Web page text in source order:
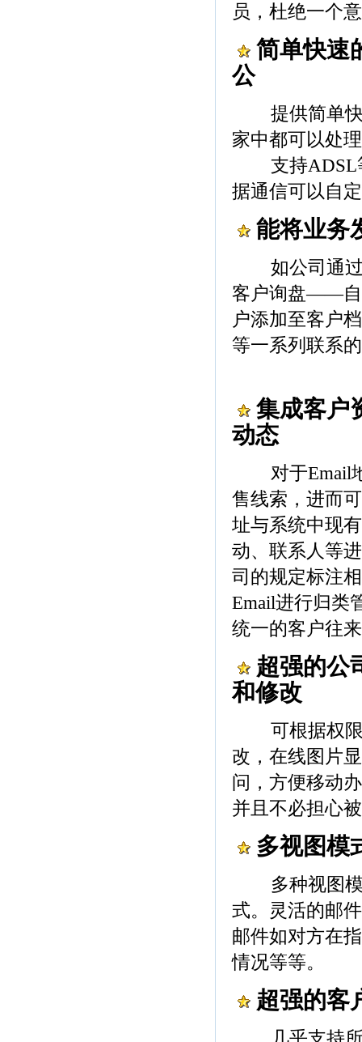
员，杜绝一个
简单快速
公
提供简单快
家中都可以处
支持ADSL等
据通信可以自
能将业务
如公司通过
客户询盘——自
户添加至客
等一系列联系
集成客户
动态
对于Email地
售线索，进而
址与系统中现
动、联系人等
司的规定标注
Email进行归类
统一的客户往
超强的公
和修改
可根据权限
改，在线图片
问，方便移动
并且不必担心
多视图模
多种视图模
式。灵活的邮
邮件如对方在
情况等等。
超强的客